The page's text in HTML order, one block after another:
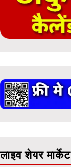
लाइव शेयर मार्केट